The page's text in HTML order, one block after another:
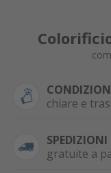
chiare e
SPEDIZIONI
gratuite a